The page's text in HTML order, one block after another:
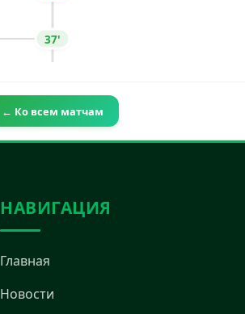
37'
← Ко всем матчам
НАВИГАЦИЯ
Главная
Новости